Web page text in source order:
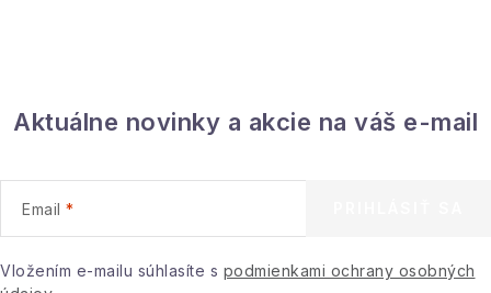
Aktuálne novinky a akcie na váš e-mail
Email
Vložením e-mailu súhlasíte s podmienkami ochrany osobných